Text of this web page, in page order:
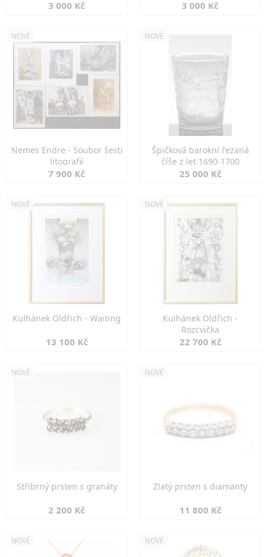
3 000 Kč 3 000 Kč
NOVÉ
Nemes Endre - Soubor šesti
litografií
7 900 Kč
NOVÉ
Špičková barokní řezaná
číše z let 1690-1700
25 000 Kč
NOVÉ
Kulhánek Oldřich - Waiting
13 100 Kč
NOVÉ
Kulhánek Oldřich -
Rozcvička
22 700 Kč
NOVÉ
Stříbrný prsten s granáty
2 200 Kč
NOVÉ
Zlatý prsten s diamanty
11 800 Kč
NOVÉ NOVÉ